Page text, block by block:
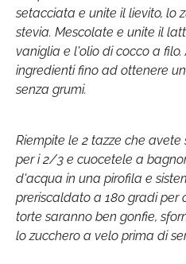
setacciata e unite il lievito, lo
stevia. Mescolate e unite il
vaniglia e l'olio di cocco a
ingredienti fino ad ottenere
senza grumi.
Riempite le 2 tazze che
per i 2/3 e cuocetele a
d'acqua in una pirofila e
preriscaldato a 180 gradi per
torte saranno ben gonfie,
lo zucchero a velo prima di